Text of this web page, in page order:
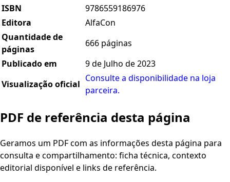
ISBN
9786559186976
Editora
AlfaCon
Quantidade de
páginas
666 páginas
Publicado em
9 de Julho de 2023
Visualização oficial
Consulte a disponibilidade na loja
parceira.
PDF de referência desta página
Geramos um PDF com as informações desta página para
consulta e compartilhamento: ficha técnica, contexto
editorial disponível e links de referência.